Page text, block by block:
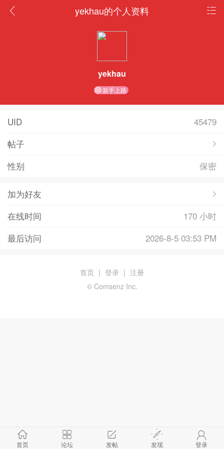
yekhau的个人资料
yekhau
新手上路
UID
45479
帖子
性别
保密
加为好友
在线时间
170 小时
最后访问
2026-8-5 03:53 PM
首页 论坛 发帖 发现 登录
首页 | 登录 | 注册
© Comsenz Inc.